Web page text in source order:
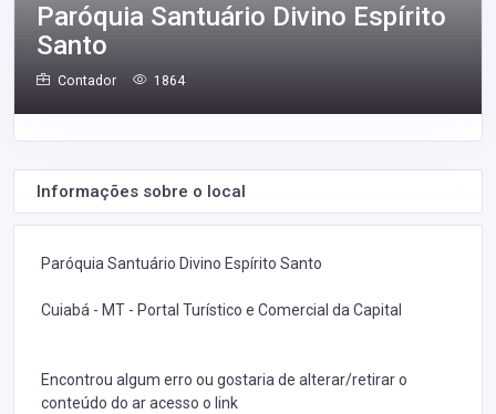
Paróquia Santuário Divino Espírito
Santo
Contador 1864
Informações sobre o local
Paróquia Santuário Divino Espírito Santo
Cuiabá - MT - Portal Turístico e Comercial da Capital
Encontrou algum erro ou gostaria de alterar/retirar o
conteúdo do ar acesso o link